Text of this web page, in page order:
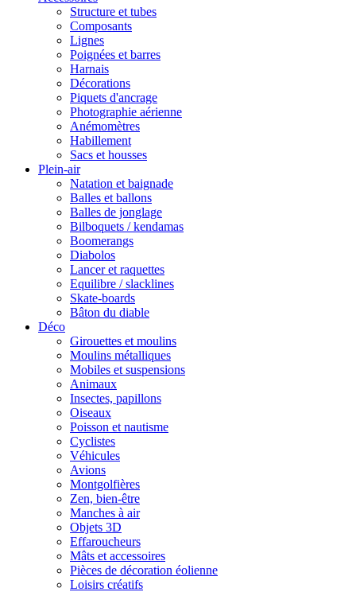
Structure et tubes
Composants
Lignes
Poignées et barres
Harnais
Décorations
Piquets d'ancrage
Photographie aérienne
Anémomètres
Habillement
Sacs et housses
Plein-air
Natation et baignade
Balles et ballons
Balles de jonglage
Bilboquets / kendamas
Boomerangs
Diabolos
Lancer et raquettes
Equilibre / slacklines
Skate-boards
Bâton du diable
Déco
Girouettes et moulins
Moulins métalliques
Mobiles et suspensions
Animaux
Insectes, papillons
Oiseaux
Poisson et nautisme
Cyclistes
Véhicules
Avions
Montgolfières
Zen, bien-être
Manches à air
Objets 3D
Effaroucheurs
Mâts et accessoires
Pièces de décoration éolienne
Loisirs créatifs